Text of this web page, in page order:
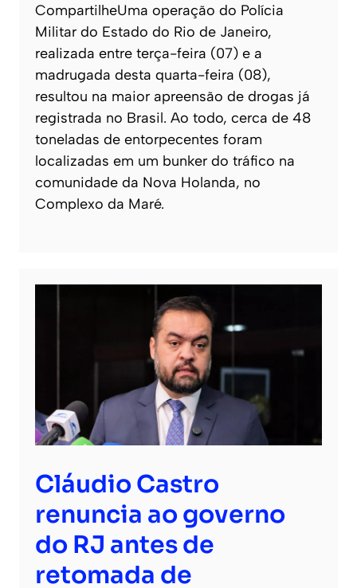
CompartilheUma operação do Polícia
Militar do Estado do Rio de Janeiro,
realizada entre terça-feira (07) e a
madrugada desta quarta-feira (08),
resultou na maior apreensão de drogas já
registrada no Brasil. Ao todo, cerca de 48
toneladas de entorpecentes foram
localizadas em um bunker do tráfico na
comunidade da Nova Holanda, no
Complexo da Maré.
Cláudio Castro
renuncia ao governo
do RJ antes de
retomada de